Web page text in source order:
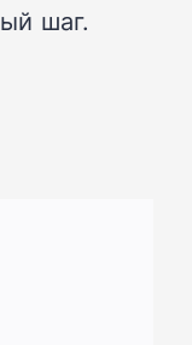
шаг.